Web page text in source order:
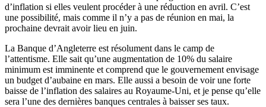
d’inflation si elles veulent procéder à une réduction en avril. C’est
une possibilité, mais comme il n’y a pas de réunion en mai, la
prochaine devrait avoir lieu en juin.
La Banque d’Angleterre est résolument dans le camp de
l’attentisme. Elle sait qu’une augmentation de 10% du salaire
minimum est imminente et comprend que le gouvernement envisage
un budget d’aubaine en mars. Elle aussi a besoin de voir une forte
baisse de l’inflation des salaires au Royaume-Uni, et je pense qu’elle
sera l’une des dernières banques centrales à baisser ses taux.